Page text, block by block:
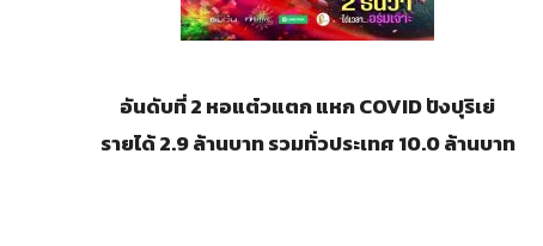
อันดับที่ 2 หอแต๋วแตก แหก COVID ปังปุริเย่
รายได้ 2.9 ล้านบาท รวมทั่วประเทศ 10.0 ล้านบาท